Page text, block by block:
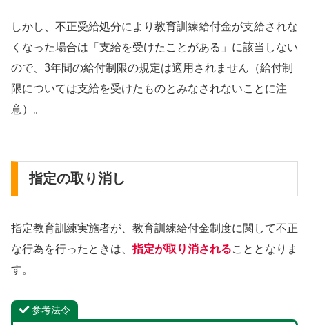
しかし、不正受給処分により教育訓練給付金が支給されな
くなった場合は「支給を受けたことがある」に該当しない
ので、3年間の給付制限の規定は適用されません（給付制
限については支給を受けたものとみなされないことに注
意）。
指定の取り消し
指定教育訓練実施者が、教育訓練給付金制度に関して不正
な行為を行ったときは、指定が取り消されることとなりま
す。
参考法令